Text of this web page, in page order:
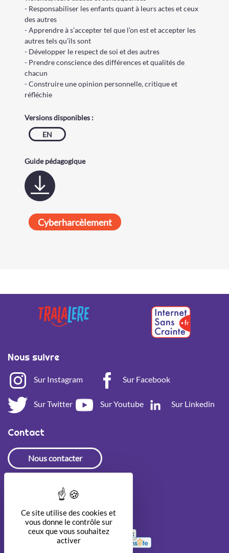
Ce site utilise des cookies et
vous donne le contrôle sur
ceux que vous souhaitez
activer
- Responsabiliser les enfants quant à leurs actes et ceux
des autres
- Apprendre à s’accepter tel que l’on est et accepter les
autres tels qu’ils sont
- Développer le respect de soi et des autres
- Prendre conscience des différences et qualités de
chacun
- Construire une opinion personnelle, critique et
réfléchie
Versions disponibles :
EN
Guide pédagogique
Cyberharcèlement
Contact
Nous contacter
Nous suivre
Sur Instagram Sur Facebook
Sur Twitter Sur Youtube Sur Linkedin